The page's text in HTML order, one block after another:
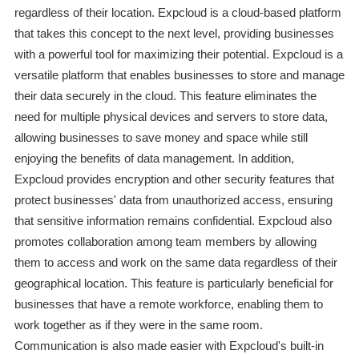
regardless of their location. Expcloud is a cloud-based platform
that takes this concept to the next level, providing businesses
with a powerful tool for maximizing their potential. Expcloud is a
versatile platform that enables businesses to store and manage
their data securely in the cloud. This feature eliminates the
need for multiple physical devices and servers to store data,
allowing businesses to save money and space while still
enjoying the benefits of data management. In addition,
Expcloud provides encryption and other security features that
protect businesses' data from unauthorized access, ensuring
that sensitive information remains confidential. Expcloud also
promotes collaboration among team members by allowing
them to access and work on the same data regardless of their
geographical location. This feature is particularly beneficial for
businesses that have a remote workforce, enabling them to
work together as if they were in the same room.
Communication is also made easier with Expcloud's built-in